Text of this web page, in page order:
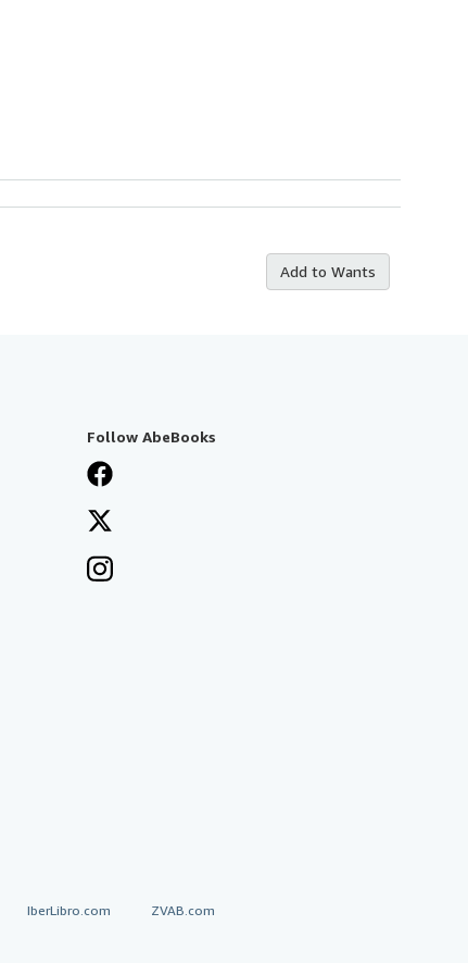
Add to Wants
Follow AbeBooks
IberLibro.com ZVAB.com